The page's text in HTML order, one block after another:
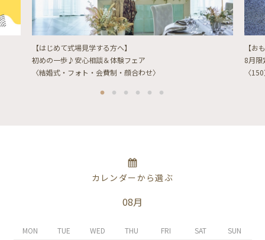
【はじめて式場見学する方へ】
初めの一歩♪安心相談＆体験フェア
〈結婚式・フォト・会費制・顔合わせ〉
【お
8月限
〈
カレンダーから選ぶ
08月
MON TUE WED THU FRI SAT SUN